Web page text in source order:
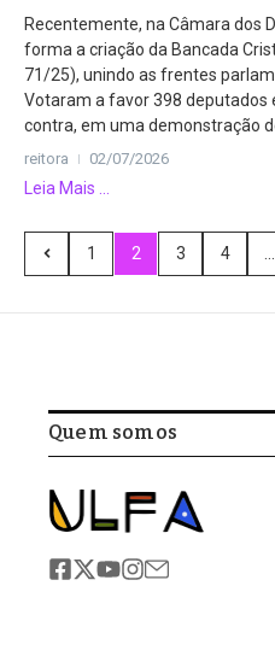
Recentemente, na Câmara dos
forma a criação da Bancada
71/25), unindo as frentes
Votaram a favor 398 deputados
contra, em uma demonstração
reitora 02/07/2026
Leia Mais ...
1 2 3 4
Quem somos